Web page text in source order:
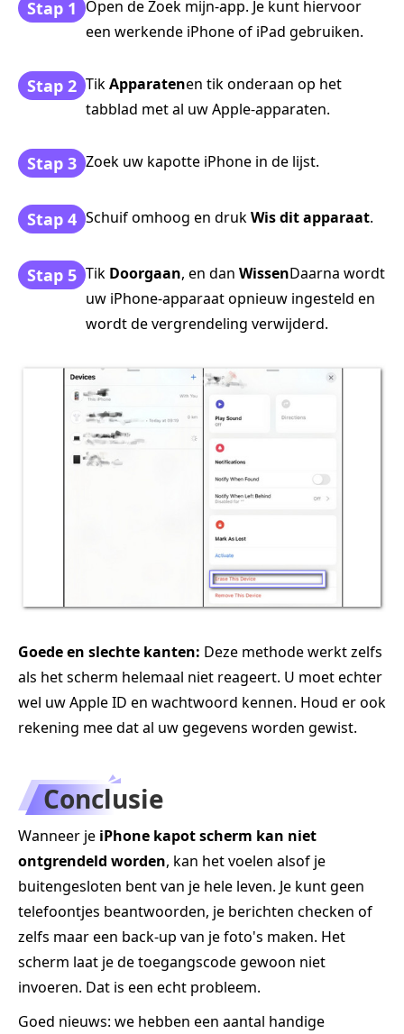
Stap 1 Open de Zoek mijn-app. Je kunt hiervoor
een werkende iPhone of iPad gebruiken.
Stap 2 TikApparatenen tik onderaan op het
tabblad met al uw Apple-apparaten.
Stap 3 Zoek uw kapotte iPhone in de lijst.
Stap 4 Schuif omhoog en drukWis dit apparaat.
Stap 5 Tik Doorgaan, en dan WissenDaarna wordt
uw iPhone-apparaat opnieuw ingesteld en
wordt de vergrendeling verwijderd.
Goede en slechte kanten: Deze methode werkt zelfs
als het scherm helemaal niet reageert. U moet echter
wel uw Apple ID en wachtwoord kennen. Houd er ook
rekening mee dat al uw gegevens worden gewist.
Conclusie
Wanneer je iPhone kapot scherm kan niet
ontgrendeld worden, kan het voelen alsof je
buitengesloten bent van je hele leven. Je kunt geen
telefoontjes beantwoorden, je berichten checken of
zelfs maar een back-up van je foto's maken. Het
scherm laat je de toegangscode gewoon niet
invoeren. Dat is een echt probleem.
Goed nieuws: we hebben een aantal handige